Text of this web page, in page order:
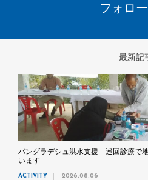
フォロ
最新記
バングラデシュ洪水支援 巡回診療で
います
ACTIVITY 2026.08.06